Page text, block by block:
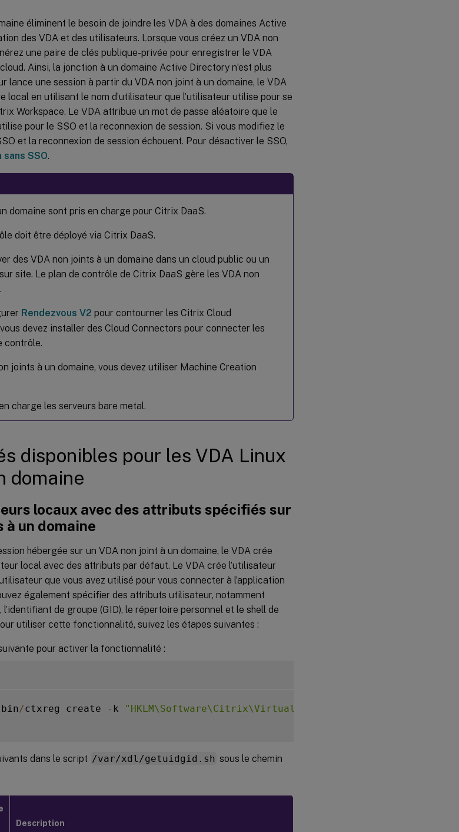
éliminent le besoin de joindre les VDA à des domaines Active
des VDA et des utilisateurs. Lorsque vous créez un VDA non
une paire de clés publique-privée pour enregistrer le VDA
Ainsi, la jonction à un domaine Active Directory n’est plus
lance une session à partir du VDA non joint à un domaine, le VDA
local en utilisant le nom d’utilisateur que l’utilisateur utilise pour se
Workspace. Le VDA attribue un mot de passe aléatoire que le
pour le SSO et la reconnexion de session. Si vous modifiez le
et la reconnexion de session échouent. Pour désactiver le SSO,
SSO.
domaine sont pris en charge pour Citrix DaaS.
doit être déployé via Citrix DaaS.
des VDA non joints à un domaine dans un cloud public ou un
site. Le plan de contrôle de Citrix DaaS gère les VDA non
Rendezvous V2 pour contourner les Citrix Cloud
devez installer des Cloud Connectors pour connecter les
contrôle.
joints à un domaine, vous devez utiliser Machine Creation
charge les serveurs bare metal.
disponibles pour les VDA Linux
domaine
locaux avec des attributs spécifiés sur
à un domaine
hébergée sur un VDA non joint à un domaine, le VDA crée
local avec des attributs par défaut. Le VDA crée l’utilisateur
que vous avez utilisé pour vous connecter à l’application
également spécifier des attributs utilisateur, notamment
l’identifiant de groupe (GID), le répertoire personnel et le shell de
utiliser cette fonctionnalité, suivez les étapes suivantes :
pour activer la fonctionnalité :
bin/ctxreg create - k
dans le script /var/xdl/getuidgid.sh sous le chemin
Description